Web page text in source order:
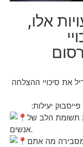
אלו,
את סיכויי ההצלחה
יעילות:
תשומת הלב של
אנשים.
מה אתם